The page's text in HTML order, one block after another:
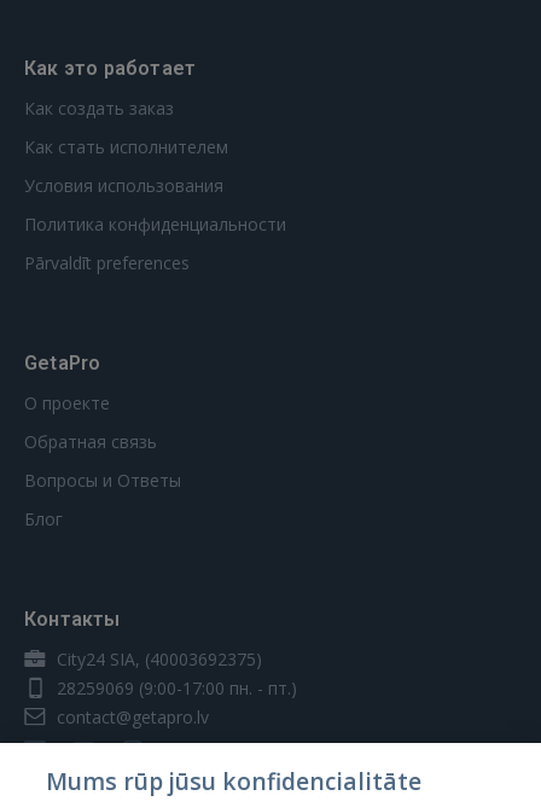
Как это работает
Как создать заказ
Как стать исполнителем
Условия использования
Политика конфиденциальности
Pārvaldīt preferences
GetaPro
О проекте
Обратная связь
Вопросы и Ответы
Блог
Контакты
City24 SIA, (40003692375)
28259069 (9:00-17:00 пн. - пт.)
contact@getapro.lv
Mums rūp jūsu konfidencialitāte